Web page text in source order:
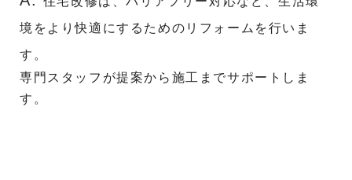
境をより快適にするためのリフォームを行いま
す。
専門スタッフが提案から施工までサポートしま
す。